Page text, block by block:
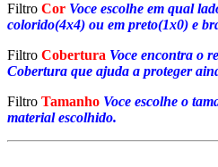
Filtro Cor Voce escolhe em qual
colorido(4x4) ou em preto(1x0) e
Filtro Cobertura Voce encontra o
Cobertura que ajuda a proteger
Filtro Tamanho Voce escolhe o
material escolhido.